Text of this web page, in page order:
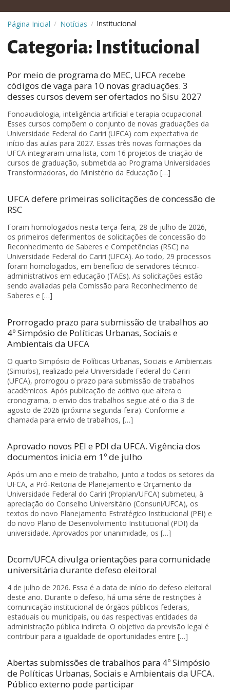
Página Inicial / Notícias / Institucional
Categoria: Institucional
Por meio de programa do MEC, UFCA recebe
códigos de vaga para 10 novas graduações. 3
desses cursos devem ser ofertados no Sisu 2027
Fonoaudiologia, inteligência artificial e terapia ocupacional.
Esses cursos compõem o conjunto de novas graduações da
Universidade Federal do Cariri (UFCA) com expectativa de
início das aulas para 2027. Essas três novas formações da
UFCA integraram uma lista, com 16 projetos de criação de
cursos de graduação, submetida ao Programa Universidades
Transformadoras, do Ministério da Educação […]
UFCA defere primeiras solicitações de concessão de
RSC
Foram homologados nesta terça-feira, 28 de julho de 2026,
os primeiros deferimentos de solicitações de concessão do
Reconhecimento de Saberes e Competências (RSC) na
Universidade Federal do Cariri (UFCA). Ao todo, 29 processos
foram homologados, em benefício de servidores técnico-
administrativos em educação (TAEs). As solicitações estão
sendo avaliadas pela Comissão para Reconhecimento de
Saberes e […]
Prorrogado prazo para submissão de trabalhos ao
4º Simpósio de Políticas Urbanas, Sociais e
Ambientais da UFCA
O quarto Simpósio de Políticas Urbanas, Sociais e Ambientais
(Simurbs), realizado pela Universidade Federal do Cariri
(UFCA), prorrogou o prazo para submissão de trabalhos
acadêmicos. Após publicação de aditivo que altera o
cronograma, o envio dos trabalhos segue até o dia 3 de
agosto de 2026 (próxima segunda-feira). Conforme a
chamada para envio de trabalhos, […]
Aprovado novos PEI e PDI da UFCA. Vigência dos
documentos inicia em 1º de julho
Após um ano e meio de trabalho, junto a todos os setores da
UFCA, a Pró-Reitoria de Planejamento e Orçamento da
Universidade Federal do Cariri (Proplan/UFCA) submeteu, à
apreciação do Conselho Universitário (Consuni/UFCA), os
textos do novo Planejamento Estratégico Institucional (PEI) e
do novo Plano de Desenvolvimento Institucional (PDI) da
universidade. Aprovados por unanimidade, os […]
Dcom/UFCA divulga orientações para comunidade
universitária durante defeso eleitoral
4 de julho de 2026. Essa é a data de início do defeso eleitoral
deste ano. Durante o defeso, há uma série de restrições à
comunicação institucional de órgãos públicos federais,
estaduais ou municipais, ou das respectivas entidades da
administração pública indireta. O objetivo da previsão legal é
contribuir para a igualdade de oportunidades entre […]
Abertas submissões de trabalhos para 4º Simpósio
de Políticas Urbanas, Sociais e Ambientais da UFCA.
Público externo pode participar